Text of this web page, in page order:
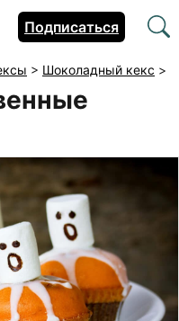
Подписаться
> Шоколадный кекс >